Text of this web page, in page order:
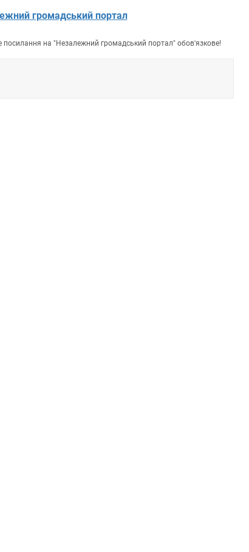
громадський портал
посилання на "Незалежний громадський портал" обов'язкове!